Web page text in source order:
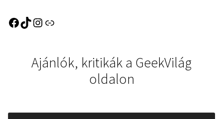
Ajánlók, kritikák a GeekVilág
oldalon